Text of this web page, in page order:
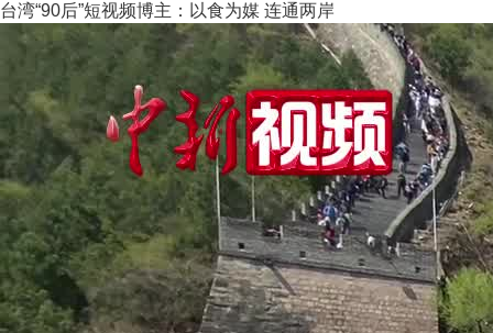
台湾“90后”短视频博主：以食为媒 连通两岸